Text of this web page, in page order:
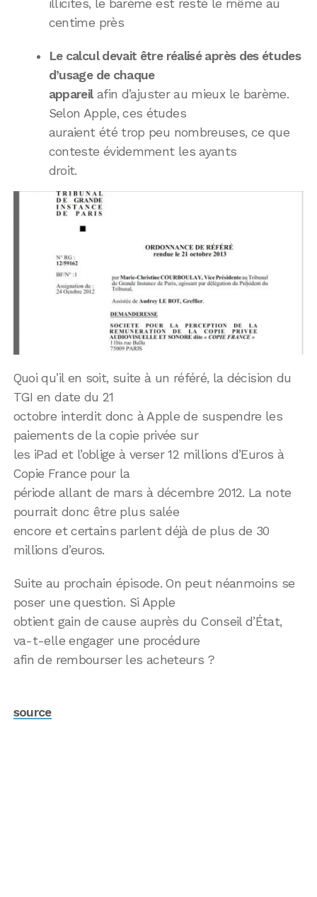
illicites, le barème est resté le même au
centime près
Le calcul devait être réalisé après des études
d’usage de chaque
appareilafin d’ajuster au mieux le barème.
Selon Apple, ces études
auraient été trop peu nombreuses, ce que
conteste évidemment les ayants
droit.
Quoi qu’il en soit, suite à un référé, la décision du
TGI en date du 21
octobre interdit donc à Apple de suspendre les
paiements de la copie privée sur
les iPad et l’oblige à verser 12 millions d’Euros à
Copie France pour la
période allant de mars à décembre 2012. La note
pourrait donc être plus salée
encore et certains parlent déjà de plus de 30
millions d’euros.
Suite au prochain épisode. On peut néanmoins se
poser une question. Si Apple
obtient gain de cause auprès du Conseil d’État,
va-t-elle engager une procédure
afin de rembourser les acheteurs ?
source